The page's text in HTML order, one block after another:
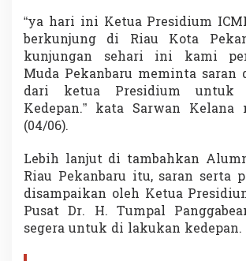
“ya hari ini Ketua Presidium
berkunjung di Riau Kota
kunjungan sehari ini kami
Muda Pekanbaru meminta saran
dari ketua Presidium untuk
Kedepan.” kata Sarwan Kelana
(04/06).
Lebih lanjut di tambahkan
Riau Pekanbaru itu, saran serta
disampaikan oleh Ketua
Pusat Dr. H. Tumpal
segera untuk di lakukan kedepan.